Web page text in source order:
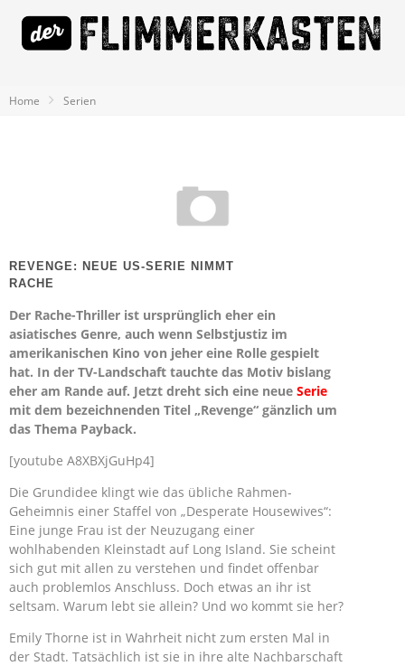
Home Serien
REVENGE: NEUE US-SERIE NIMMT
RACHE
Der Rache-Thriller ist ursprünglich eher ein
asiatisches Genre, auch wenn Selbstjustiz im
amerikanischen Kino von jeher eine Rolle gespielt
hat. In der TV-Landschaft tauchte das Motiv bislang
eher am Rande auf. Jetzt dreht sich eine neue Serie
mit dem bezeichnenden Titel „Revenge“ gänzlich um
das Thema Payback.
[youtube A8XBXjGuHp4]
Die Grundidee klingt wie das übliche Rahmen-
Geheimnis einer Staffel von „Desperate Housewives“:
Eine junge Frau ist der Neuzugang einer
wohlhabenden Kleinstadt auf Long Island. Sie scheint
sich gut mit allen zu verstehen und findet offenbar
auch problemlos Anschluss. Doch etwas an ihr ist
seltsam. Warum lebt sie allein? Und wo kommt sie her?
Emily Thorne ist in Wahrheit nicht zum ersten Mal in
der Stadt. Tatsächlich ist sie in ihre alte Nachbarschaft